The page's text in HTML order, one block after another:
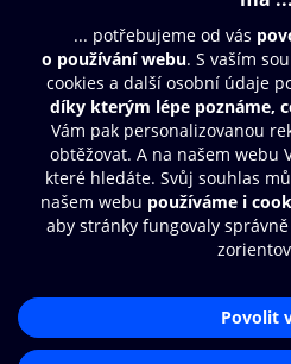
Obsah ke stažení
Moje O2 Knihovna
Další zábava
© O2 Czech Republic a.s.
Přístupnost
Zásady zpracování osobních